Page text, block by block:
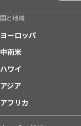
国と地域
ヨーロッパ
中南米
ハワイ
アジア
アフリカ